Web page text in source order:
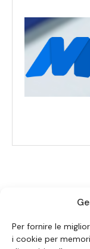
Per fornire le
i cookie per